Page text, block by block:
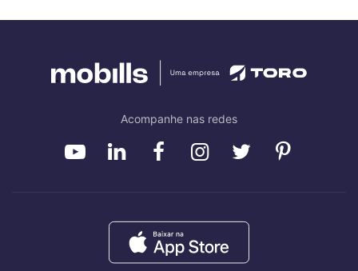
Acompanhe nas redes